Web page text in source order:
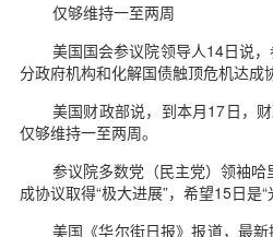
仅够维持一至两周
美国国会参议院领导人14日说
分政府机构和化解国债触顶危机达成
美国财政部说，到本月17日，
仅够维持一至两周。
参议院多数党（民主党）领袖
成协议取得“极大进展”，希望15日是
美国《华尔街日报》报道，最新